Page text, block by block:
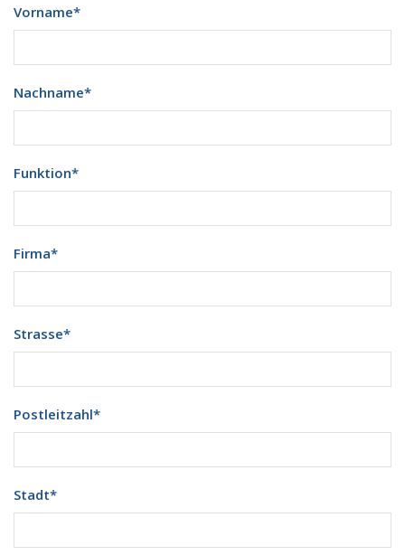
Vorname*
Nachname*
Funktion*
Firma*
Strasse*
Postleitzahl*
Stadt*